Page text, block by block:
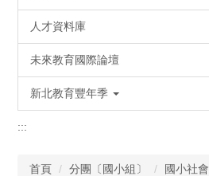
人才資料庫
未來教育國際論壇
新北教育豐年季
:::
首頁 分團〔國小組〕
國小社會